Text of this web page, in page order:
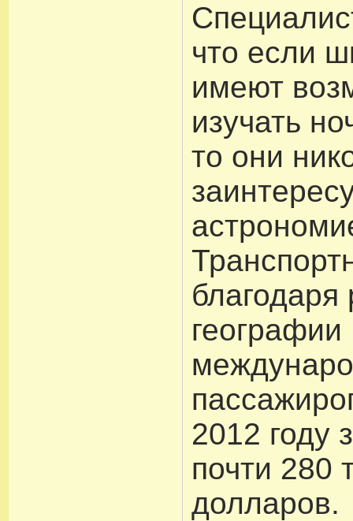
что если
имеют
изучать
то они
географии
2012 году
почти 280
долларов.